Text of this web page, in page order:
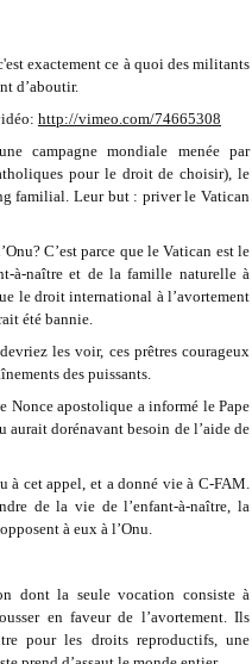
exactement ce à quoi des militants
d’aboutir.
http://vimeo.com/74665308
campagne mondiale menée par
pour le droit de choisir), le
familial. Leur but : priver le Vatican
C’est parce que le Vatican est le
à-naître et de la famille naturelle à
le droit international à l’avortement
été bannie.
les voir, ces prêtres courageux
des puissants.
Nonce apostolique a informé le Pape
aurait dorénavant besoin de l’aide de
à cet appel, et a donné vie à C-FAM.
de la vie de l’enfant-à-naître, la
à eux à l’Onu.
dont la seule vocation consiste à
en faveur de l’avortement. Ils
pour les droits reproductifs, une